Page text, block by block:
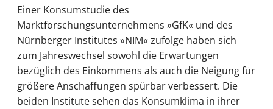
Einer Konsumstudie des
Marktforschungsunternehmens »GfK« und des
Nürnberger Institutes »NIM« zufolge haben sich
zum Jahreswechsel sowohl die Erwartungen
bezüglich des Einkommens als auch die Neigung für
größere Anschaffungen spürbar verbessert. Die
beiden Institute sehen das Konsumklima in ihrer